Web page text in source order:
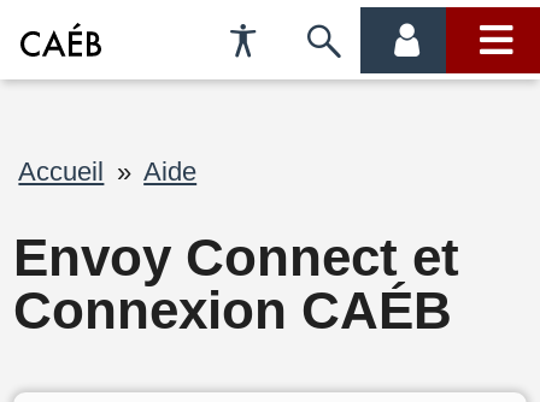
Préférences
d'accessibilité
Passer
menu
menu
Fil
Accueil Aide
Envoy Connect et
Connexion CAÉB